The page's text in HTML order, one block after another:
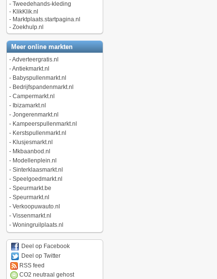
- Tweedehands-kleding
- KlikKlik.nl
- Marktplaats.startpagina.nl
- Zoekhulp.nl
Meer online markten
-Adverteergratis.nl
-Antiekmarkt.nl
- Babyspullenmarkt.nl
- Bedrijfspandenmarkt.nl
- Campermarkt.nl
- Ibizamarkt.nl
- Jongerenmarkt.nl
- Kampeerspullenmarkt.nl
- Kerstspullenmarkt.nl
- Klusjesmarkt.nl
- Mkbaanbod.nl
- Modellenplein.nl
- Sinterklaasmarkt.nl
- Speelgoedmarkt.nl
- Speurmarkt.be
- Speurmarkt.nl
- Verkoopuwauto.nl
- Vissenmarkt.nl
- Woningruilplaats.nl
Deel op Facebook
Deel op Twitter
RSS feed
CO2 neutraal gehost